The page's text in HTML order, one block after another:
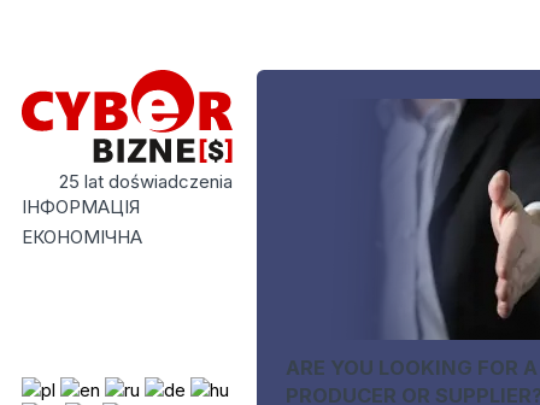
25 lat doświadczenia
ІНФОРМАЦІЯ
ЕКОНОМІЧНА
ARE YOU LOOKING FOR A
PRODUCER OR